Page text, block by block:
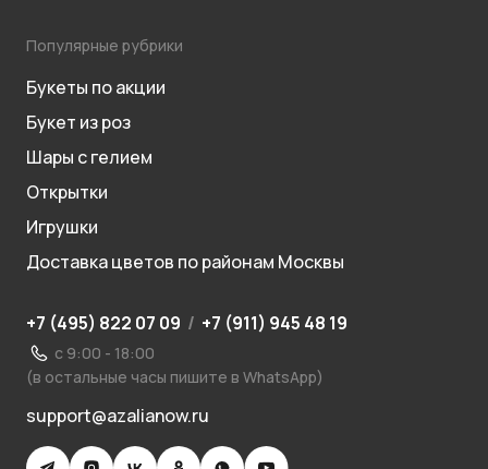
Популярные рубрики
Букеты по акции
Букет из роз
Шары с гелием
Открытки
Игрушки
Доставка цветов по районам Москвы
+7 (495) 822 07 09 / +7 (911) 945 48 19
с 9:00 - 18:00
(в остальные часы пишите в WhatsApp)
support@azalianow.ru